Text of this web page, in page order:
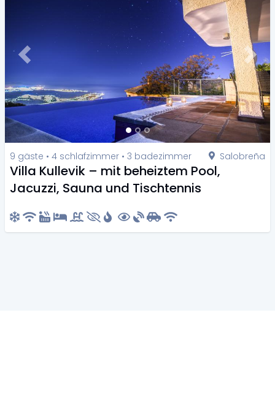
Previous Next
9 gäste • 4 schlafzimmer • 3 badezimmer Salobreña
Villa Kullevik – mit beheiztem Pool,
Jacuzzi, Sauna und Tischtennis